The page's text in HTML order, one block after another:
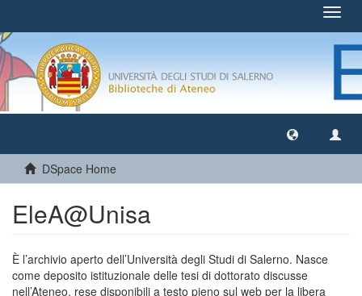
DSpace Home
EleA@Unisa
È l’archivio aperto dell’Università degli Studi di Salerno. Nasce
come deposito istituzionale delle tesi di dottorato discusse
nell’Ateneo, rese disponibili a testo pieno sul web per la libera